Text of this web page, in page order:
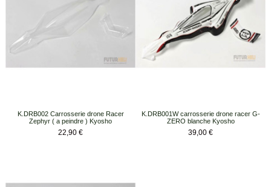
K.DRB002 Carrosserie drone Racer
Zephyr ( a peindre ) Kyosho
Prix
22,90 €
K.DRB001W carrosserie drone racer G-
ZERO blanche Kyosho
Prix
39,00 €